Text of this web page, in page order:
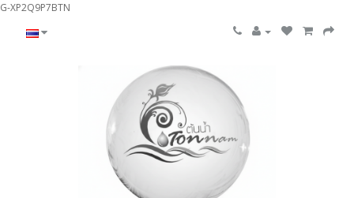
G-XP2Q9P7BTN